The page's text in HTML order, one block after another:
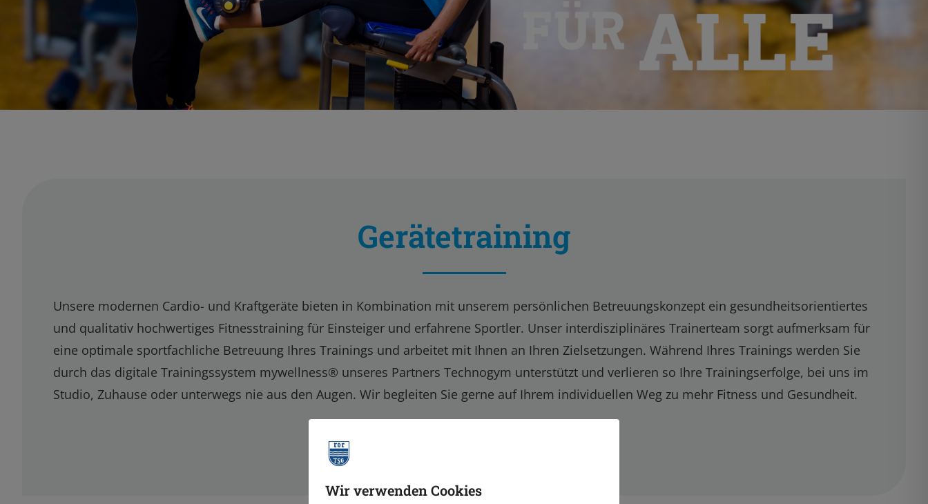
Gerätetraining
Unsere modernen Cardio- und Kraftgeräte bieten in Kombination mit unserem persönlichen Betreuungskonzept ein gesundheitsorientiertes
und qualitativ hochwertiges Fitnesstraining für Einsteiger und erfahrene Sportler. Unser interdisziplinäres Trainerteam sorgt aufmerksam für
eine optimale sportfachliche Betreuung Ihres Trainings und arbeitet mit Ihnen an Ihren Zielsetzungen. Während Ihres Trainings werden Sie
durch das digitale Trainingssystem mywellness® unseres Partners Technogym unterstützt und verlieren so Ihre Trainingserfolge, bei uns im
Studio, Zuhause oder unterwegs nie aus den Augen. Wir begleiten Sie gerne auf Ihrem individuellen Weg zu mehr Fitness und Gesundheit.
Wir verwenden Cookies